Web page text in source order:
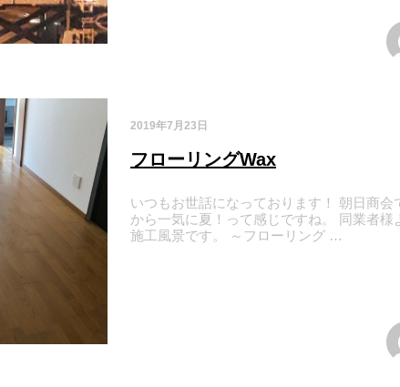
2019年7月23日
フローリングWax
いつもお世話になっております！ 朝日商会
から一気に夏！って感じですね。 同業者様
施工風景です。 ～フローリング …